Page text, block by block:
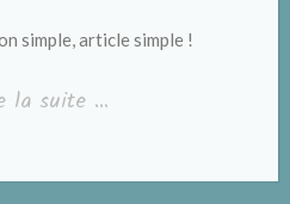
simple, article simple !
la suite …